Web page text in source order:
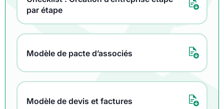
par étape
Modèle de pacte d’associés
Modèle de devis et factures